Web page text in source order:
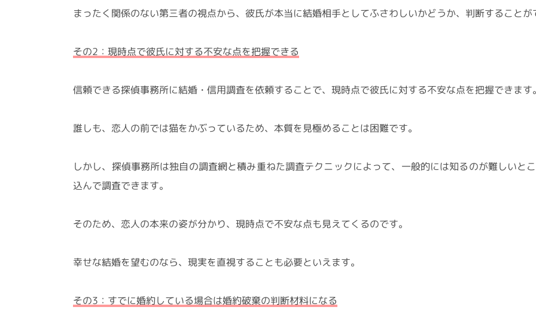
まったく関係のない第三者の視点から、彼氏が本当に結婚相手としてふさわしいかどうか、判断することが
その2：現時点で彼氏に対する不安な点を把握できる
信頼できる探偵事務所に結婚・信用調査を依頼することで、現時点で彼氏に対する不安な点を把握できます
誰しも、恋人の前では猫をかぶっているため、本質を見極めることは困難です。
しかし、探偵事務所は独自の調査網と積み重ねた調査テクニックによって、一般的には知るのが難しいと
込んで調査できます。
そのため、恋人の本来の姿が分かり、現時点で不安な点も見えてくるのです。
幸せな結婚を望むのなら、現実を直視することも必要といえます。
その3：すでに婚約している場合は婚約破棄の判断材料になる